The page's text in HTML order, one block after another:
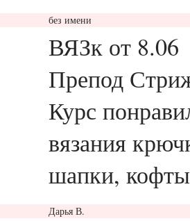
без имени
ВЯЗк от 8.06
Препод
Курс
вязания
шапки,
Дарья В.